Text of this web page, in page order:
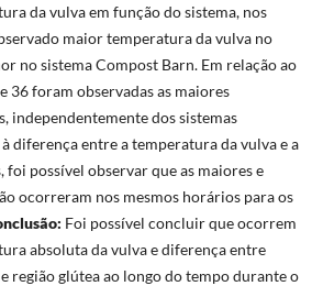
da vulva em função do sistema, nos
maior temperatura da vulva no
no sistema Compost Barn. Em relação ao
36 foram observadas as maiores
independentemente dos sistemas
diferença entre a temperatura da vulva e a
foi possível observar que as maiores e
ocorreram nos mesmos horários para os
Foi possível concluir que ocorrem
absoluta da vulva e diferença entre
região glútea ao longo do tempo durante o